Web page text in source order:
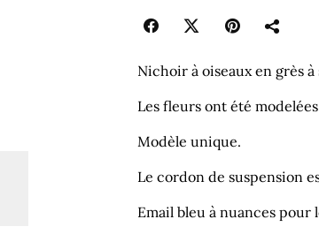
Nichoir à oiseaux en grès
Les fleurs ont été
Modèle unique.
Le cordon de suspension
Email bleu à nuances